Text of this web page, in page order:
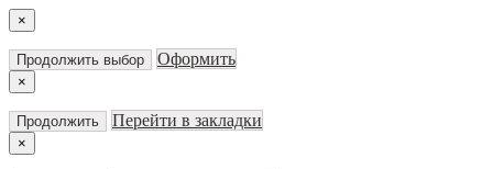
×
Продолжить выбор Оформить
×
Продолжить Перейти в закладки
×